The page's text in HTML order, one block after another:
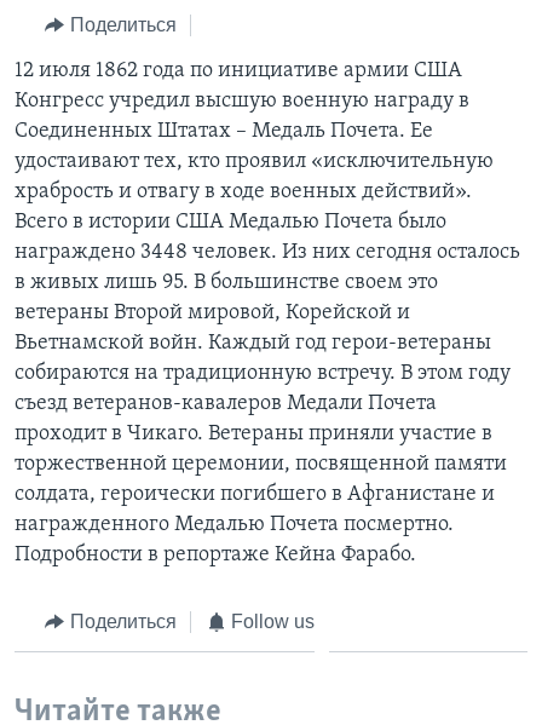
поискДИСКУССИЯ VOA
ДЕТАЛИ
НЬЮ-ЙОРК NEW YORK
АМЕРИКА. БОЛЬШОЕ ПУТЕШЕСТВИЕ
АРТЕФАКТЫ
АМЕРИКАНСКИЕ ГОРОДКИ
ТЕСТЫ
ЗА СВОБОДУ ПРЕССЫ
УЧИМ АНГЛИЙСКИЙ
ВИДЕО
ПОДПИСКА НА НОВОСТИ
Learning English
СОЦИАЛЬНЫЕ СЕТИ
Языки
Поделиться
12 июля 1862 года по инициативе армии США
Конгресс учредил высшую военную награду в
Соединенных Штатах – Медаль Почета. Ее
удостаивают тех, кто проявил «исключительную
храбрость и отвагу в ходе военных действий».
Всего в истории США Медалью Почета было
награждено 3448 человек. Из них сегодня осталось
в живых лишь 95. В большинстве своем это
ветераны Второй мировой, Корейской и
Вьетнамской войн. Каждый год герои-ветераны
собираются на традиционную встречу. В этом году
съезд ветеранов-кавалеров Медали Почета
проходит в Чикаго. Ветераны приняли участие в
торжественной церемонии, посвященной памяти
солдата, героически погибшего в Афганистане и
награжденного Медалью Почета посмертно.
Подробности в репортаже Кейна Фарабо.
Поделиться Follow us
Читайте также